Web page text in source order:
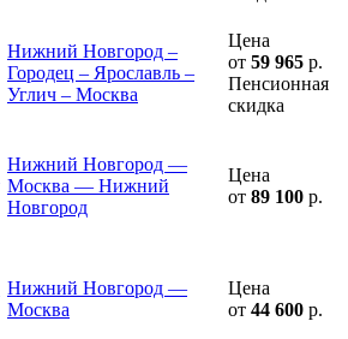
Нижний Новгород –
Городец – Ярославль –
Углич – Москва
Цена
от 59 965 р.
Пенсионная
скидка
Нижний Новгород —
Москва — Нижний
Новгород
Цена
от 89 100 р.
Нижний Новгород —
Москва
Цена
от 44 600 р.